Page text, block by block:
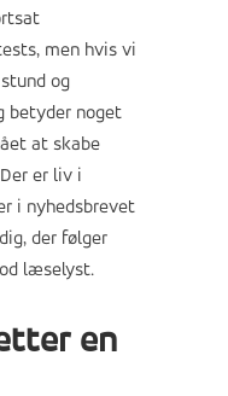
men hvis vi
og
betyder noget
at skabe
er liv i
i nyhedsbrevet
der følger
læselyst.
en